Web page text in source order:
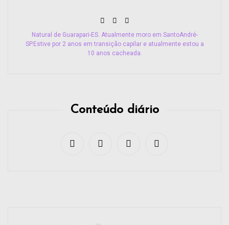
Natural de Guarapari-ES. Atualmente moro em SantoAndré-
SP.Estive por 2 anos em transição capilar e atualmente estou a
10 anos cacheada.
Conteúdo diário